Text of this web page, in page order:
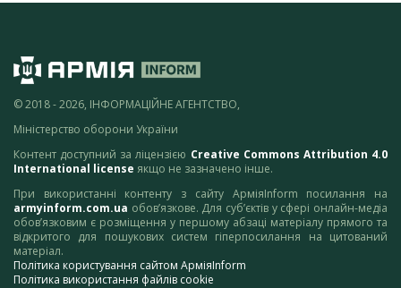
© 2018 - 2026, ІНФОРМАЦІЙНЕ АГЕНТСТВО,
Міністерство оборони України
Контент доступний за ліцензією Creative Commons Attribution 4.0
International license якщо не зазначено інше.
При використанні контенту з сайту АрміяInform посилання на
armyinform.com.ua обов’язкове. Для суб’єктів у сфері онлайн-медіа
обов’язковим є розміщення у першому абзаці матеріалу прямого та
відкритого для пошукових систем гіперпосилання на цитований
матеріал.
Політика користування сайтом АрміяInform
Політика використання файлів cookie